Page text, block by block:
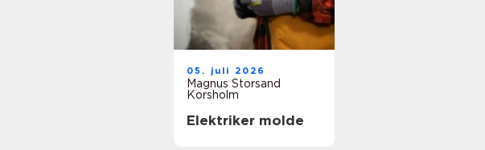
05. juli 2026
Magnus Storsand
Korsholm
Elektriker molde